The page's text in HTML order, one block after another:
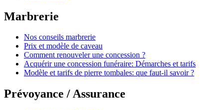
Marbrerie
Nos conseils marbrerie
Prix et modèle de caveau
Comment renouveler une concession ?
Acquérir une concession funéraire: Démarches et tarifs
Modèle et tarifs de pierre tombales: que faut-il savoir ?
Prévoyance / Assurance